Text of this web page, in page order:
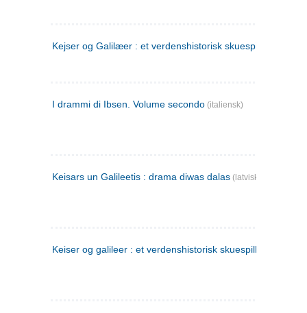
Kejser og Galilæer : et verdenshistorisk skuespil
I drammi di Ibsen. Volume secondo (italiensk)
Keisars un Galileetis : drama diwas dalas (latvisk)
Keiser og galileer : et verdenshistorisk skuespill (1873)